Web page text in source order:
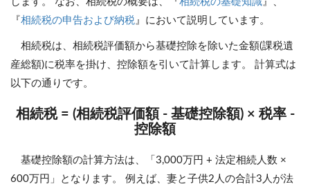
『相続税の申告および納税 』において説明しています。
相続税は、相続税評価額から基礎控除を除いた金額(課税遺
産総額)に税率を掛け、控除額を引いて計算します。 計算式は
以下の通りです。
相続税 = (相続税評価額 - 基礎控除額) × 税率 -
控除額
基礎控除額の計算方法は、「3,000万円 + 法定相続人数 ×
600万円」となります。 例えば、妻と子供2人の合計3人が法